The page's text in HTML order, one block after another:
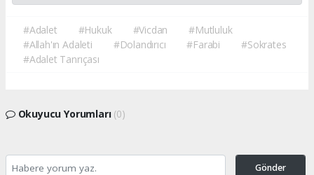
#Adalet #Hukuk #Vicdan
#Mutluluk
#Allah'ın Adaleti
#Dolandırıcı #Farabi
#Sokrates
#Adalet Tanrıçası
Okuyucu Yorumları (0)
Gönder